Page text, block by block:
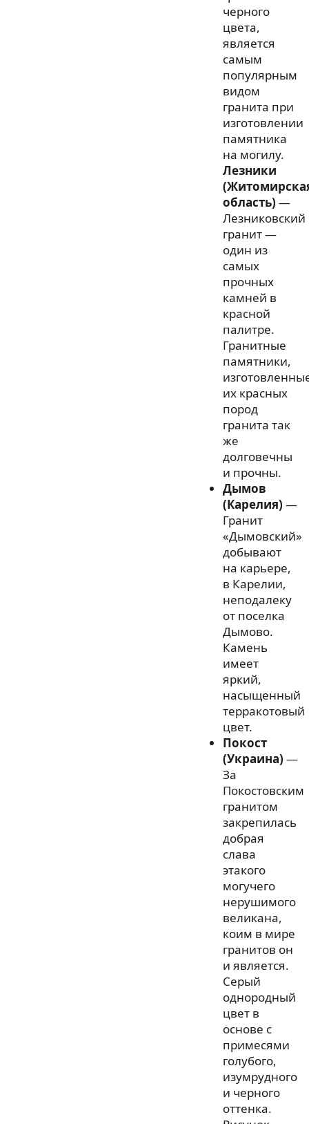
черного
цвета,
является
самым
популярным
видом
гранита при
изготовлении
памятника
на могилу.
Лезники
область) —
Лезниковский
гранит —
один из
самых
прочных
камней в
красной
палитре.
Гранитные
памятники,
их красных
пород
гранита так
же
долговечны
и прочны.
Дымов
(Карелия) —
Гранит
«Дымовский»
добывают
на карьере,
в Карелии,
неподалеку
от поселка
Дымово.
Камень
имеет
яркий,
насыщенный
терракотовый
цвет.
Покост
(Украина) —
За
Покостовским
гранитом
закрепилась
добрая
слава
этакого
могучего
нерушимого
великана,
коим в мире
гранитов он
и является.
Серый
однородный
цвет в
основе с
примесями
голубого,
изумрудного
и черного
оттенка.